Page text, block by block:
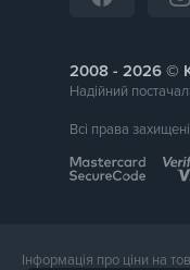
2008 - ©
Надійний
Всі права
Інформація про ціни на